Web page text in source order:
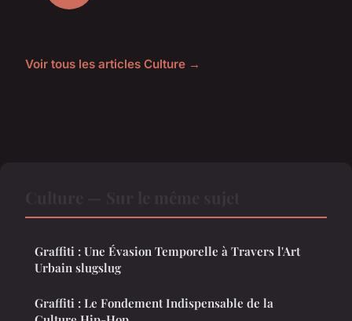
Voir tous les articles Culture →
Graffiti : Une Évasion Temporelle à Travers l'Art
Urbain slugslug
Graffiti : Le Fondement Indispensable de la